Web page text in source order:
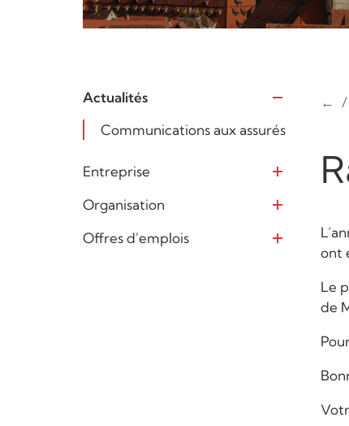
Actualités
Ouvrir
Communications aux assurés
Entreprise
Ouvrir
Organisation
Ouvrir
Offres d'emplois
Ouvrir
←
ont
Le
de